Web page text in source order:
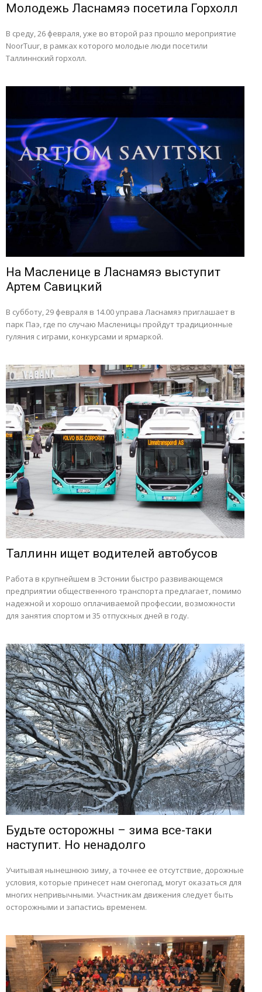
Молодежь Ласнамяэ посетила Горхолл
В среду, 26 февраля, уже во второй раз прошло мероприятие
NoorTuur, в рамках которого молодые люди посетили
Таллиннский горхолл.
На Масленице в Ласнамяэ выступит
Артем Савицкий
В субботу, 29 февраля в 14.00 управа Ласнамяэ приглашает в
парк Паэ, где по случаю Масленицы пройдут традиционные
гуляния с играми, конкурсами и ярмаркой.
Таллинн ищет водителей автобусов
Работа в крупнейшем в Эстонии быстро развивающемся
предприятии общественного транспорта предлагает, помимо
надежной и хорошо оплачиваемой профессии, возможности
для занятия спортом и 35 отпускных дней в году.
Будьте осторожны – зима все-таки
наступит. Но ненадолго
Учитывая нынешнюю зиму, а точнее ее отсутствие, дорожные
условия, которые принесет нам снегопад, могут оказаться для
многих непривычными. Участникам движения следует быть
осторожными и запастись временем.